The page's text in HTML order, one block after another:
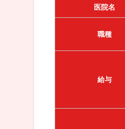
医院名
職種
給与